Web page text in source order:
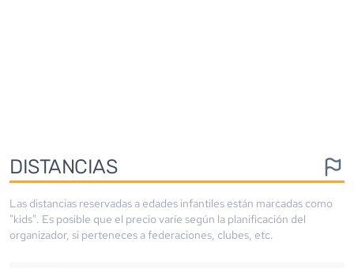
DISTANCIAS
Las distancias reservadas a edades infantiles están marcadas como
"kids". Es posible que el precio varíe según la planificación del
organizador, si perteneces a federaciones, clubes, etc.